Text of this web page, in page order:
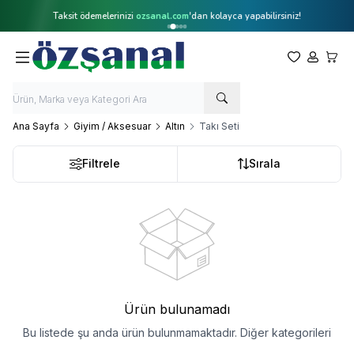
Taksit ödemelerinizi ozsanal.com'dan kolayca yapabilirsiniz!
Favorilerim
Hesabım
Ana Sayfa Giyim / Aksesuar Altın Takı Seti
Filtrele Sırala
Ürün bulunamadı
Bu listede şu anda ürün bulunmamaktadır. Diğer kategorileri